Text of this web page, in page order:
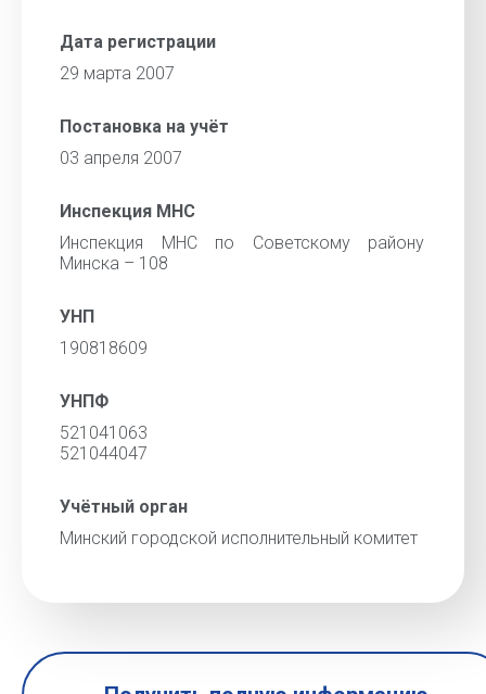
Дата регистрации
29 марта 2007
Постановка на учёт
03 апреля 2007
Инспекция МНС
Инспекция МНС по Советскому району
Минска – 108
УНП
190818609
УНПФ
521041063
521044047
Учётный орган
Минский городской исполнительный комитет